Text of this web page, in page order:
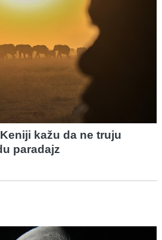
kažu da ne truju
paradajz